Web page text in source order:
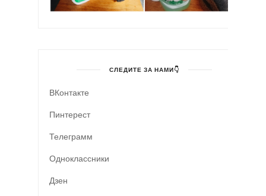
СЛЕДИТЕ ЗА НАМИ👇
ВКонтакте
Пинтерест
Телеграмм
Одноклассники
Дзен